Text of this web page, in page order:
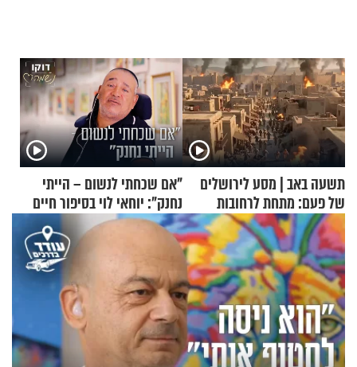
תשעה באב | מסע לירושלים
של פעם: מתחת לרחובות
ירושלים
"אם שכחתי לנשום – הייתי
נחנק": יוחאי לוי בסיפור חיים
מעורר השראה